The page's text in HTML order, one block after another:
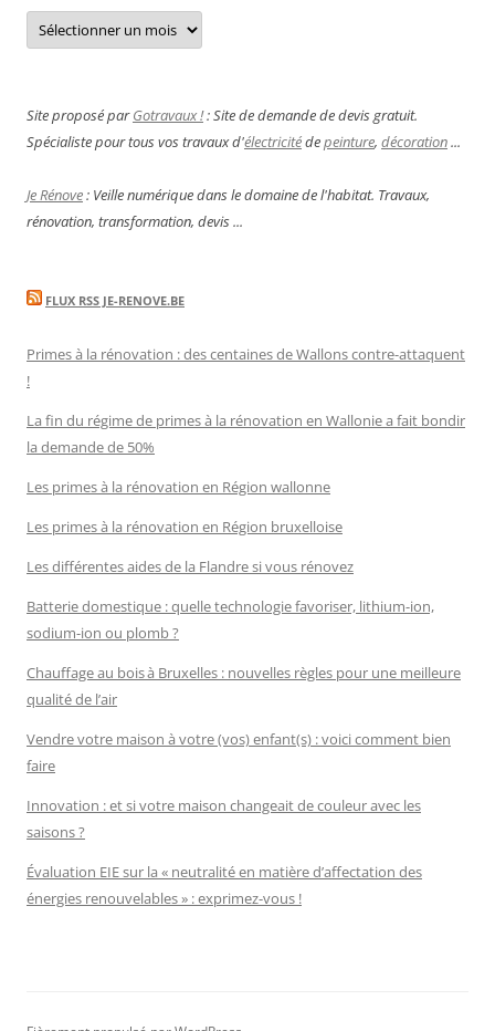
Archives
Site proposé parGotravaux !: Site de demande de devis gratuit.
Spécialiste pour tous vos travaux d'électricitédepeinture, décoration...
Je Rénove: Veille numérique dans le domaine de l'habitat. Travaux,
rénovation, transformation, devis ...
FLUX RSS JE-RENOVE.BE
Primes à la rénovation : des centaines de Wallons contre-attaquent
!
La fin du régime de primes à la rénovation en Wallonie a fait bondir
la demande de 50%
Les primes à la rénovation en Région wallonne
Les primes à la rénovation en Région bruxelloise
Les différentes aides de la Flandre si vous rénovez
Batterie domestique : quelle technologie favoriser, lithium-ion,
sodium-ion ou plomb ?
Chauffage au bois à Bruxelles : nouvelles règles pour une meilleure
qualité de l’air
Vendre votre maison à votre (vos) enfant(s) : voici comment bien
faire
Innovation : et si votre maison changeait de couleur avec les
saisons ?
Évaluation EIE sur la « neutralité en matière d’affectation des
énergies renouvelables » : exprimez-vous !